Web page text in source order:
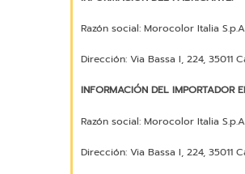
Razón social: Morocolor Italia
Dirección: Via Bassa I, 224, 35011
INFORMACIÓN DEL IMPORTADOR
Razón social: Morocolor Italia
Dirección: Via Bassa I, 224, 35011